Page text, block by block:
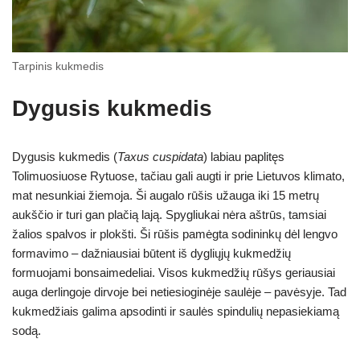
Tarpinis kukmedis
Dygusis kukmedis
Dygusis kukmedis (Taxus cuspidata) labiau paplitęs
Tolimuosiuose Rytuose, tačiau gali augti ir prie Lietuvos klimato,
mat nesunkiai žiemoja. Ši augalo rūšis užauga iki 15 metrų
aukščio ir turi gan plačią lają. Spygliukai nėra aštrūs, tamsiai
žalios spalvos ir plokšti. Ši rūšis pamėgta sodininkų dėl lengvo
formavimo – dažniausiai būtent iš dygliųjų kukmedžių
formuojami bonsaimedeliai. Visos kukmedžių rūšys geriausiai
auga derlingoje dirvoje bei netiesioginėje saulėje – pavėsyje. Tad
kukmedžiais galima apsodinti ir saulės spindulių nepasiekiamą
sodą.